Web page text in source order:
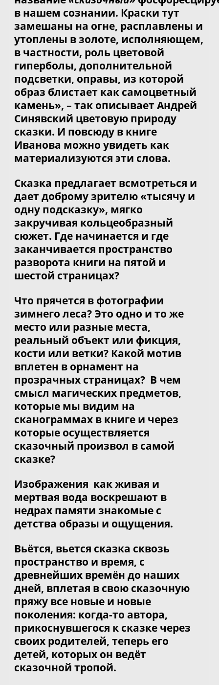
в нашем сознании. Краски тут
замешаны на огне, расплавлены и
утоплены в золоте, исполняющем,
в частности, роль цветовой
гиперболы, дополнительной
подсветки, оправы, из которой
образ блистает как самоцветный
камень», – так описывает Андрей
Синявский цветовую природу
сказки. И повсюду в книге
Иванова можно увидеть как
материализуются эти слова.
Сказка предлагает всмотреться и
дает доброму зрителю «тысячу и
одну подсказку», мягко
закручивая кольцеобразный
сюжет. Где начинается и где
заканчивается пространство
разворота книги на пятой и
шестой страницах?
Что прячется в фотографии
зимнего леса? Это одно и то же
место или разные места,
реальный объект или фикция,
кости или ветки? Какой мотив
вплетен в орнамент на
прозрачных страницах? В чем
смысл магических предметов,
которые мы видим на
сканограммах в книге и через
которые осуществляется
сказочный произвол в самой
сказке?
Изображения как живая и
мертвая вода воскрешают в
недрах памяти знакомые с
детства образы и ощущения.
Вьётся, вьется сказка сквозь
пространство и время, с
древнейших времён до наших
дней, вплетая в свою сказочную
пряжу все новые и новые
поколения: когда-то автора,
прикоснувшегося к сказке через
своих родителей, теперь его
детей, которых он ведёт
сказочной тропой.